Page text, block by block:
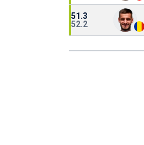
51.3
52.2